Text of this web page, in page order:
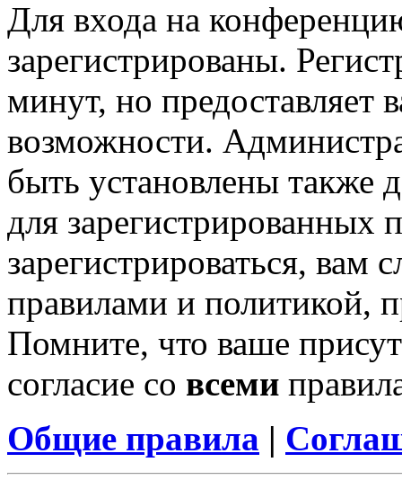
Для входа на
зарегистрированы.
минут, но предоставляет
возможности.
быть установлены также
для зарегистрированных
зарегистрироваться, вам
правилами и политикой,
Помните, что ваше
согласие со всеми
Общие правила |